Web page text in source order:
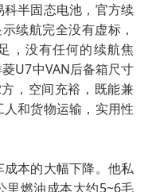
半固态电池，官方续
续航完全没有虚标，
，没有任何的续航焦
U7中VAN后备箱尺寸
，空间充裕，既能兼
和货物运输，实用性
本的大幅下降。他私
里燃油成本大约5~6毛